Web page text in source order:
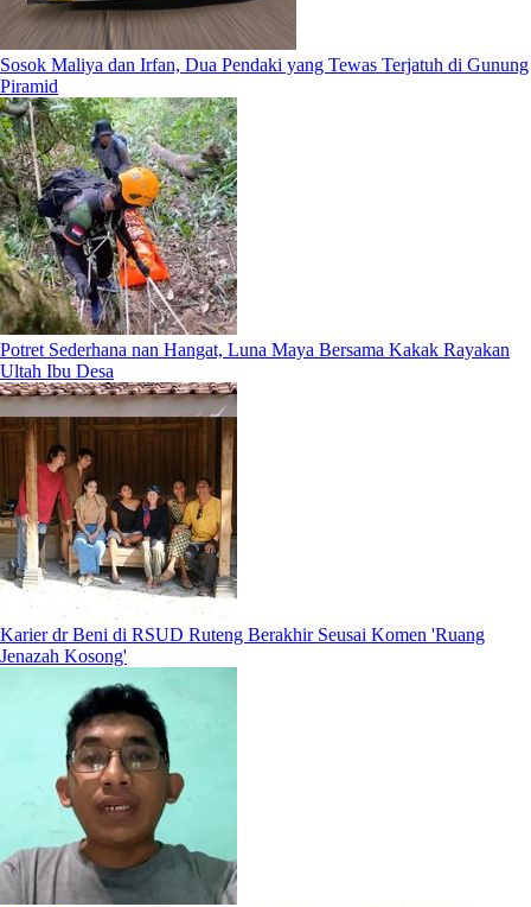
Sosok Maliya dan Irfan, Dua Pendaki yang Tewas Terjatuh di Gunung
Piramid
Potret Sederhana nan Hangat, Luna Maya Bersama Kakak Rayakan
Ultah Ibu Desa
Karier dr Beni di RSUD Ruteng Berakhir Seusai Komen 'Ruang
Jenazah Kosong'